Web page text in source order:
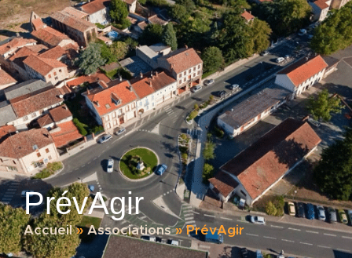
PrévAgir
Accueil»Associations»PrévAgir